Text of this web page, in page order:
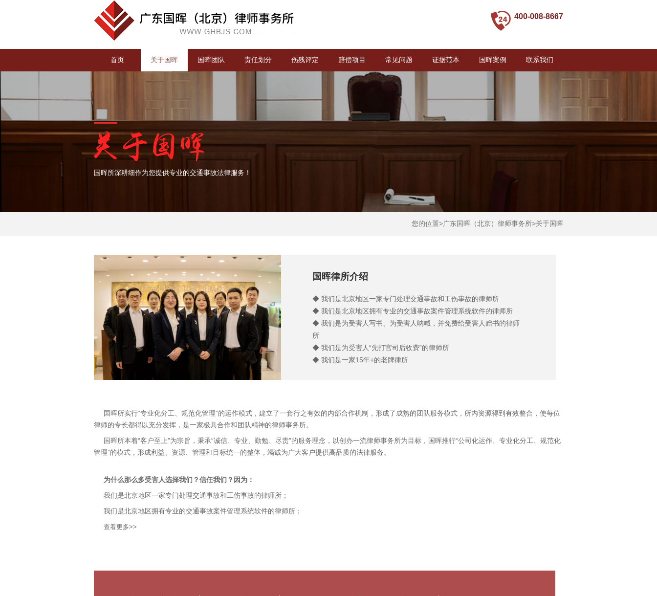
400-008-8667
首页 关于国晖 国晖团队 责任划分 伤残评定 赔偿项目 常见问题 证据范本 国晖案例 联系我们
国晖所深耕细作为您提供专业的交通事故法律服务！
您的位置>广东国晖（北京）律师事务所>关于国晖
国晖律所介绍
◆ 我们是北京地区一家专门处理交通事故和工伤事故的律师所
◆ 我们是北京地区拥有专业的交通事故案件管理系统软件的律师所
◆ 我们是为受害人写书、为受害人呐喊，并免费给受害人赠书的律师
所
◆ 我们是为受害人“先打官司后收费”的律师所
◆ 我们是一家15年+的老牌律所
国晖所实行“专业化分工、规范化管理”的运作模式，建立了一套行之有效的内部合作机制，形成了成熟的团队服务模式，所内资源得到有效整合，使每位
律师的专长都得以充分发挥，是一家极具合作和团队精神的律师事务所。
国晖所本着“客户至上”为宗旨，秉承“诚信、专业、勤勉、尽责”的服务理念，以创办一流律师事务所为目标，国晖推行“公司化运作、专业化分工、规范化
管理”的模式，形成利益、资源、管理和目标统一的整体，竭诚为广大客户提供高品质的法律服务。
为什么那么多受害人选择我们？信任我们？因为：
我们是北京地区一家专门处理交通事故和工伤事故的律师所；
我们是北京地区拥有专业的交通事故案件管理系统软件的律师所；
我们是为受害人写书、为受害人呐喊，并免费给受害人赠书的律师所；
凭什么让我相信你们比别人更专业？
查看更多>>